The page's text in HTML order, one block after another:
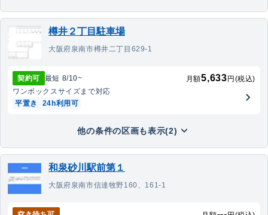
樽井２丁目駐車場
大阪府泉南市樽井二丁目629-1
契約可 最短 8/10~ 月額5,633 円(税込)
ワンボックスサイズまで対応
平置き
24h利用可
他の条件の区画も表示(2)
和泉砂川駅前第１
大阪府泉南市信達牧野160、161-1